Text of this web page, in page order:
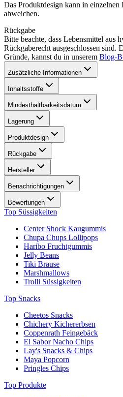
Das Produktdesign kann in
abweichen.
Rückgabe
Bitte beachte, dass Lebensmittel aus
Rückgaberecht ausgeschlossen sind.
Gründe, kannst du in unserem Blog-
Zusätzliche Informationen
Inhaltsstoffe
Mindesthaltbarkeitsdatum
Lagerung
Produktdesign
Rückgabe
Hersteller
Benachrichtigungen
Bewertungen
Top Süssigkeiten
Center Shock Kaugummis
Chupa Chups Lollipops
Haribo Fruchtgummis
Jelly Beans
Tiki Brause
Marshmallows
Trolli Süssigkeiten
Top Snacks
Cheetos Snacks
Chichery Kichererbsen
Coppenrath Feingebäck
El Sabor Nacho Chips
Lay's Snacks & Chips
Maya Popcorn
Pringles Chips
Top Produkte